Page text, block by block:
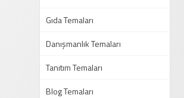
Gıda Temaları
Danışmanlık Temaları
Tanıtım Temaları
Blog Temaları